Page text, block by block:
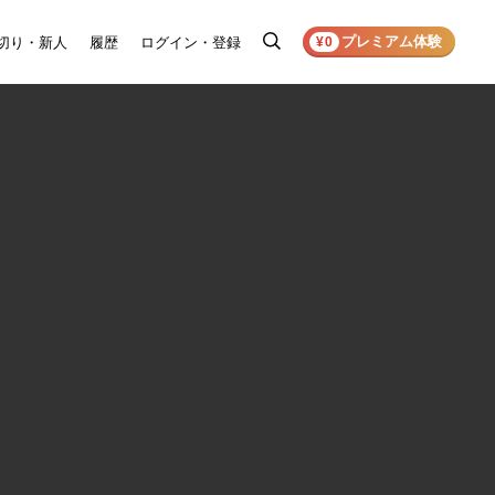
り・新人 履歴 ログイン・登録
検
¥0 プレミアム体験